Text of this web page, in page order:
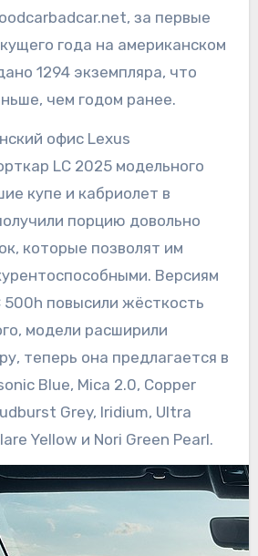
за первые
года на американском
1294 экземпляра, что
чем годом ранее.
офис Lexus
LC 2025 модельного
купе и кабриолет в
порцию довольно
которые позволят им
Версиям
500h повысили жёсткость
модели расширили
теперь она предлагается в
Blue, Mica 2.0, Copper
Grey, Iridium, Ultra
Yellow и Nori Green Pearl.